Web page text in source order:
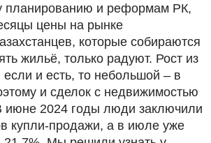
планированию и реформам РК,
цены на рынке
которые собираются
жильё, только радуют. Рост из
и есть, то небольшой – в
и сделок с недвижимостью
июне 2024 годы люди заключили
купли-продажи, а в июле уже